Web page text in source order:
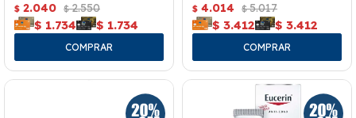
$ 2.040 $ 2.550
$ 1.734 $ 1.734
$ 4.014 $ 5.017
$ 3.412 $ 3.412